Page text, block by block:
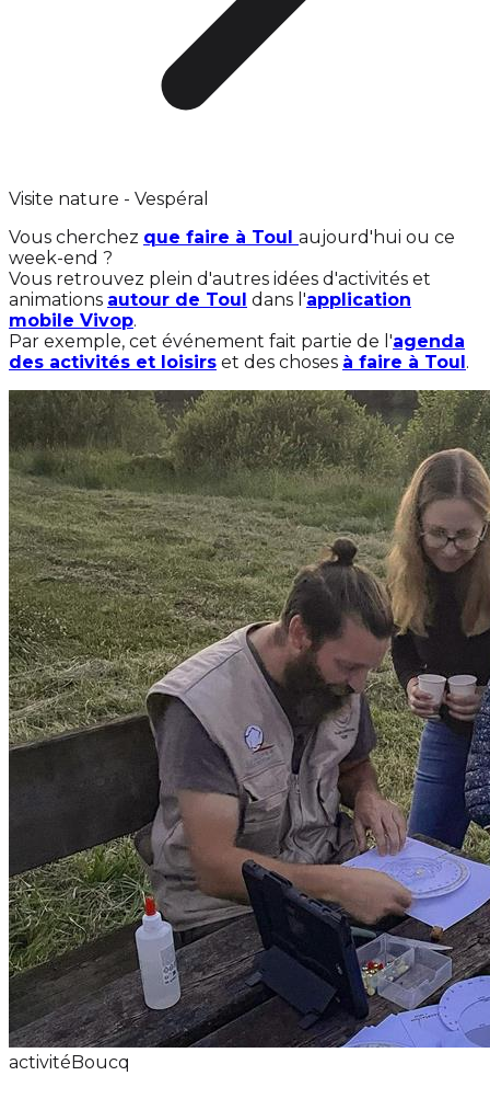
Visite nature - Vespéral
Vous cherchez que faire à Toul aujourd'hui ou ce
week-end ?
Vous retrouvez plein d'autres idées d'activités et
animations autour de Toul dans l'application
mobile Vivop.
Par exemple, cet événement fait partie de l'agenda
des activités et loisirs et des choses à faire à Toul.
activitéBoucq